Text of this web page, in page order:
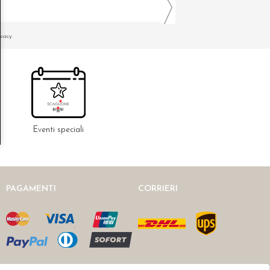
Eventi speciali
PAGAMENTI CORRIERI